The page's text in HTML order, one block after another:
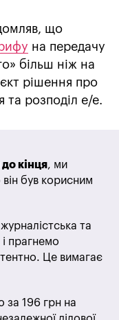
що
на передачу
більш ніж на
рішення про
та розподіл е/е.
кінця, ми
був корисним
та
прагнемо
Це вимагає
за 196 грн на